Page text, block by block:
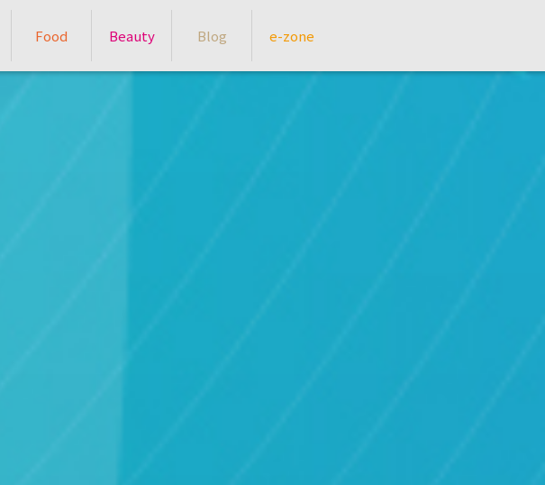
Food Beauty Blog e-zone